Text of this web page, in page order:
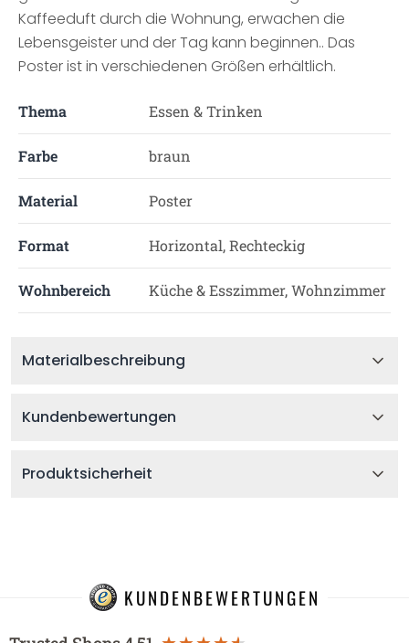
Kaffeeduft durch die Wohnung, erwachen die
Lebensgeister und der Tag kann beginnen.. Das
Poster ist in verschiedenen Größen erhältlich.
Thema Essen & Trinken
Farbe braun
Material Poster
Format Horizontal, Rechteckig
Wohnbereich Küche & Esszimmer, Wohnzimmer
Materialbeschreibung
Kundenbewertungen
Produktsicherheit
KUNDENBEWERTUNGEN